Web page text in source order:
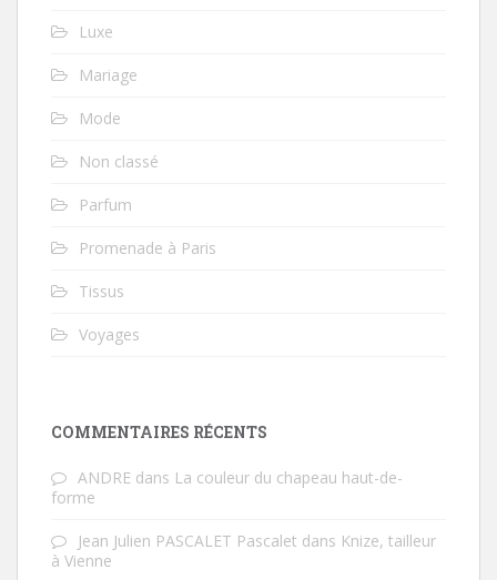
Luxe
Mariage
Mode
Non classé
Parfum
Promenade à Paris
Tissus
Voyages
COMMENTAIRES RÉCENTS
ANDRE dans La couleur du chapeau haut-de-
forme
Jean Julien PASCALET Pascalet dans Knize, tailleur
à Vienne